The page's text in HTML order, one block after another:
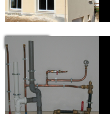
+ PLOMBERIE